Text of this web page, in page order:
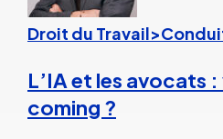
Droit du
L’IA et les avocats
coming ?